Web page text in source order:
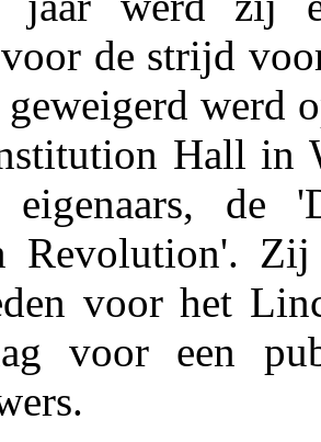
de strijd
geweigerd werd
Hall in
de
Revolution'.
voor het
voor een